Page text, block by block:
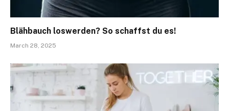
Blähbauch loswerden? So schaffst du es!
March 28, 2025